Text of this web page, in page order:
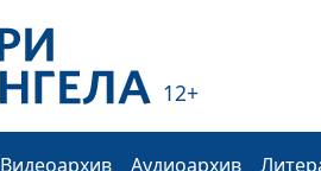
12+
Видеоархив Аудиоархив